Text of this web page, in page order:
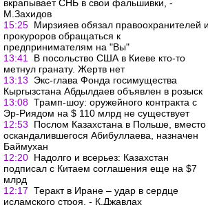
вкрапывает СНБ в свои фальшивки, -
М.Захидов
15:25 Мирзияев обязал правоохранителей и
прокуроров обращаться к
предпринимателям на "Вы"
13:41
В посольство США в Киеве кто-то
метнул гранату. Жертв нет
13:13
Экс-глава Фонда госимущества
Кыргызстана Абдылдаев объявлен в розыск
13:08 Трамп-шоу: оружейного контракта с
Эр-Риядом на $ 110 млрд не существует
12:53
Послом Казахстана в Польше, вместо
оскандалившегося Абибуллаева, назначен
Баймухан
12:20 Надолго и всерьез: Казахстан
подписал с Китаем соглашения еще на $7
млрд
12:17 Теракт в Иране – удар в сердце
исламского строя, - К.Джавлах